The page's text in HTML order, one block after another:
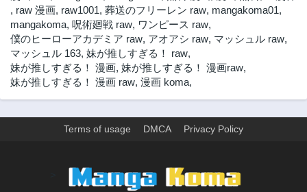
, raw 漫画, raw1001, 葬送のフリーレン raw, mangakoma01,
mangakoma, 呪術廻戦 raw, ワンピース raw,
僕のヒーローアカデミア raw, アオアシ raw, マッシュル raw,
マッシュル 163, 妹が推しすぎる！ raw,
妹が推しすぎる！ 漫画, 妹が推しすぎる！ 漫画raw,
妹が推しすぎる！ 漫画 raw, 漫画 koma,
Terms of usage DMCA Privacy Policy